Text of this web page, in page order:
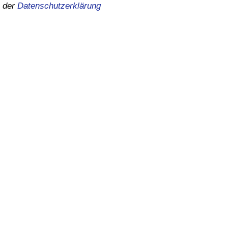
der Datenschutzerklärung
Kriminalitätsindex nach Land